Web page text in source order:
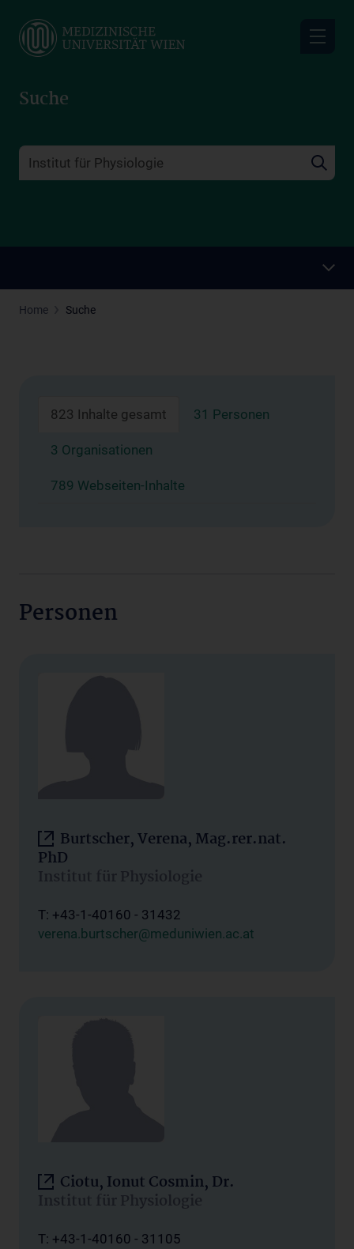
main
Suche
Home Suche
823 Inhalte gesamt 31 Personen
3 Organisationen
789 Webseiten-Inhalte
Personen
Burtscher, Verena, Mag.rer.nat.
PhD
Institut für Physiologie
T: +43-1-40160 - 31432
verena.burtscher@meduniwien.ac.at
Ciotu, Ionut Cosmin, Dr.
Institut für Physiologie
T: +43-1-40160 - 31105